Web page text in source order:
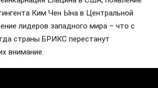
Ким Чен Ына в Центральной
лидеров западного мира – что с
страны БРИКС перестанут
внимание.